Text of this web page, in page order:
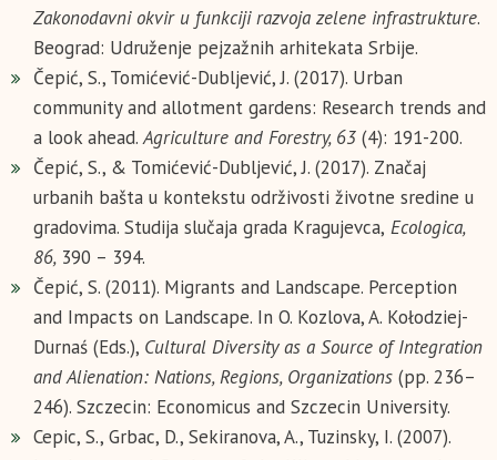
Zakonodavni okvir u funkciji razvoja zelene infrastrukture.
Beograd: Udruženje pejzažnih arhitekata Srbije.
Čepić, S., Tomićević-Dubljević, J. (2017). Urban
community and allotment gardens: Research trends and
a look ahead.Agriculture and Forestry, 63 (4): 191-200.
Čepić, S., & Tomićević-Dublјević, J. (2017). Značaj
urbanih bašta u kontekstu održivosti životne sredine u
gradovima. Studija slučaja grada Kragujevca, Ecologica,
86, 390 – 394.
Čepić, S. (2011). Migrants and Landscape. Perception
and Impacts on Landscape. In O. Kozlova, A. Kołodziej-
Durnaś (Eds.), Cultural Diversity as a Source of Integration
and Alienation: Nations, Regions, Organizations (pp. 236–
246). Szczecin: Economicus and Szczecin University.
Cepic, S., Grbac, D., Sekiranova, A., Tuzinsky, I. (2007).